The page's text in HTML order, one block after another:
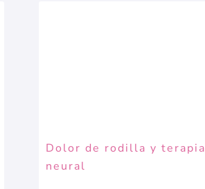
Dolor de rodilla y terapia
neural